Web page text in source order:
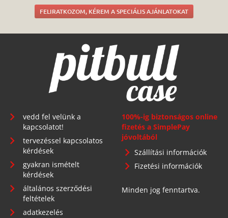
FELIRATKOZOM, KÉREM A SPECIÁLIS AJÁNLATOKAT
vedd fel velünk a
kapcsolatot!
tervezéssel kapcsolatos
kérdések
gyakran ismételt
kérdések
általános szerződési
feltételek
adatkezelés
100%-ig biztonságos online
fizetés a SimplePay
jóvoltából
Szállítási információk
Fizetési információk
Minden jog fenntartva.